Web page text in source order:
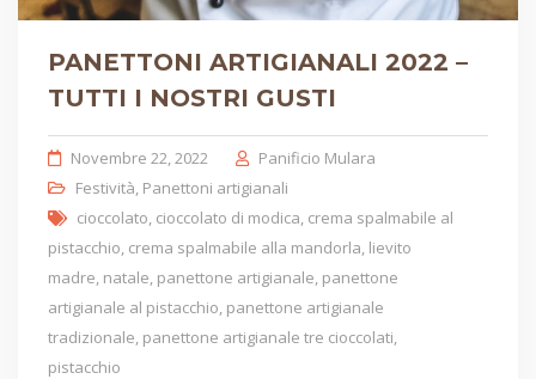
PANETTONI ARTIGIANALI 2022 –
TUTTI I NOSTRI GUSTI
Novembre 22, 2022
Panificio Mulara
Festività Panettoni artigianali
cioccolato cioccolato di modica crema spalmabile al
pistacchio crema spalmabile alla mandorla lievito
madre natale panettone artigianale panettone
artigianale al pistacchio panettone artigianale
tradizionale panettone artigianale tre cioccolati
pistacchio